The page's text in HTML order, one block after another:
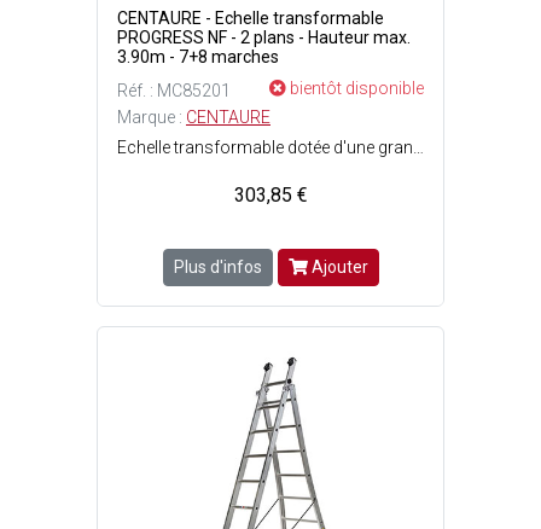
CENTAURE - Echelle transformable
PROGRESS NF - 2 plans - Hauteur max.
3.90m - 7+8 marches
Réf. : MC85201
bientôt disponible
Marque : CENTAURE
303,85 €
Plus d'infos Ajouter